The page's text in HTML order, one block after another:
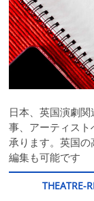
日本、英国演劇
事、アーティス
承ります。英国の
編集も可能です
THEATRE-